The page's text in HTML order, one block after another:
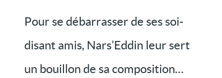
Pour se débarrasser de ses soi-
disant amis, Nars’Eddin leur sert
un bouillon de sa composition…